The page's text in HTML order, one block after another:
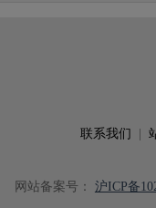
联系我们
网站备案号： 沪ICP备